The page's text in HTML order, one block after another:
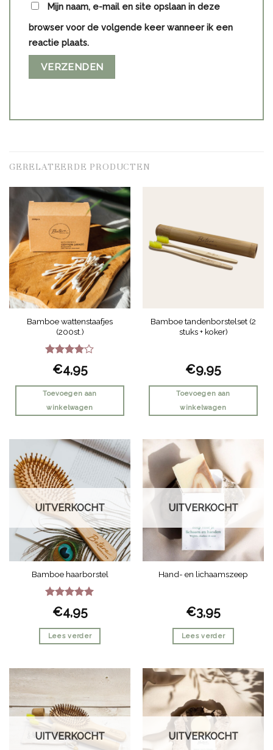
Mijn naam, e-mail en site opslaan in deze
browser voor de volgende keer wanneer ik een
reactie plaats.
GERELATEERDE PRODUCTEN
Bamboe wattenstaafjes
(200st.)
Gewaardeerd
uit 5
€4,95
Toevoegen aan
winkelwagen
Bamboe tandenborstelset (2
stuks + koker)
€9,95
Toevoegen aan
winkelwagen
UITVERKOCHT
Bamboe haarborstel
Gewaardeerd
uit 5
€4,95
Lees verder
UITVERKOCHT
Hand- en lichaamszeep
€3,95
Lees verder
UITVERKOCHT UITVERKOCHT